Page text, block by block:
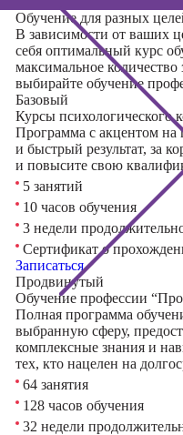
Обучение для разных
В зависимости от ваших
себя оптимальный курс
максимальное
выбирайте обучение
Базовый
Курсы психологического
Программа с акцентом на
и быстрый результат, за
и повысите свою
5 занятий
10 часов обучения
3 недели
Сертификат о
Записаться
Продвинутый
Обучение профессии
Полная программа
выбранную сферу,
комплексные знания и
тех, кто нацелен на
64 занятия
128 часов обучения
32 недели